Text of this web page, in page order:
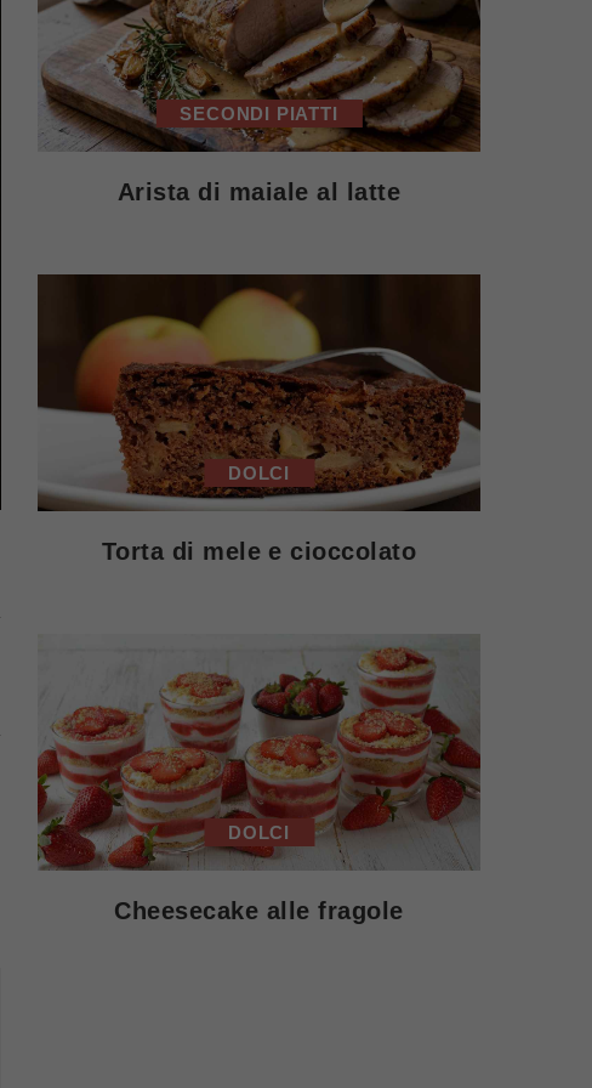
SECONDI PIATTI
Arista di maiale al latte
DOLCI
Torta di mele e cioccolato
DOLCI
Cheesecake alle fragole